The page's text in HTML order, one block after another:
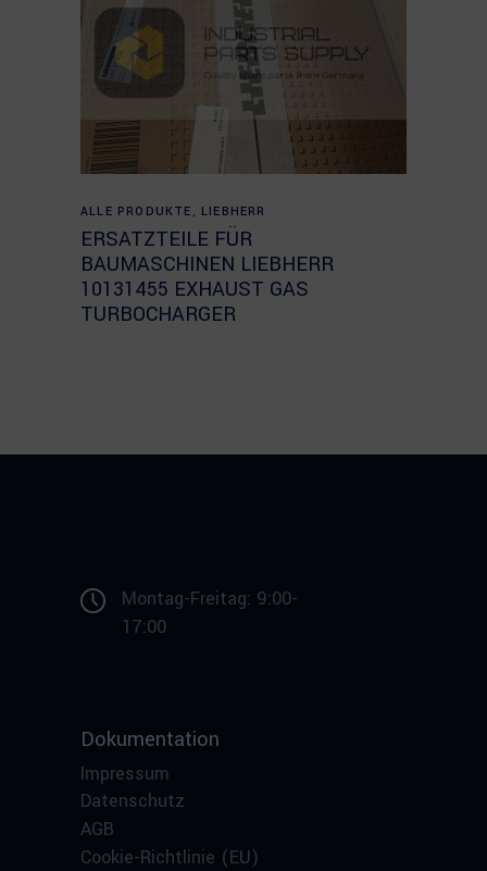
Read more
ALLE PRODUKTE , LIEBHERR
ERSATZTEILE FÜR
BAUMASCHINEN LIEBHERR
10131455 EXHAUST GAS
TURBOCHARGER
Montag-Freitag: 9:00-
17:00
Dokumentation
Impressum
Datenschutz
AGB
Cookie-Richtlinie (EU)